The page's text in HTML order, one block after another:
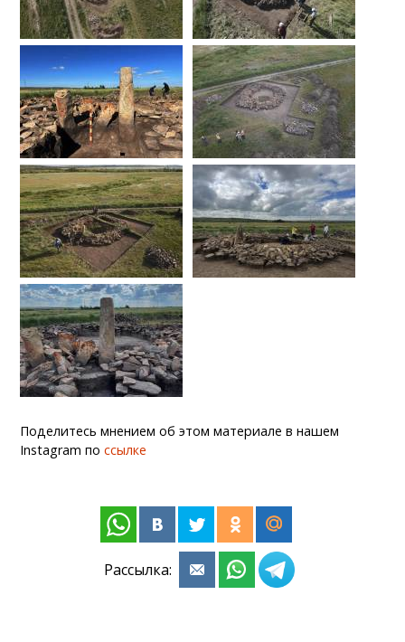
Поделитесь мнением об этом материале в нашем
Instagram поссылке
Рассылка: